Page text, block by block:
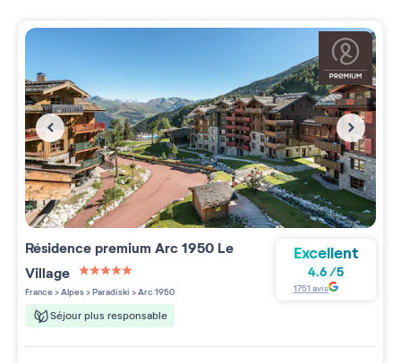
Résidence premium Arc 1950 Le
Village
5 étoiles sur 5
France>Alpes>Paradiski >Arc 1950
Séjour plus responsable
Excellent
4.6/5
1751 avis